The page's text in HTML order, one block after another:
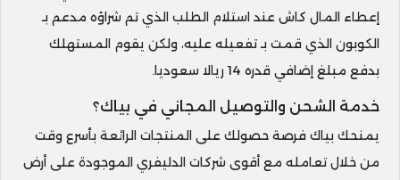
إعطاء المال كاش عند استلام الطلب الذي تم شراؤه مدعم بـ
الكوبون الذي قمت بـ تفعيله عليه، ولكن يقوم المستهلك
بدفع مبلغ إضافي قدره 14 ريالا سعوديا.
خدمة الشحن والتوصيل المجاني في بياك؟
يمنحك بياك فرصة حصولك على المنتجات الرائعة بأسرع وقت
من خلال تعامله مع أقوى شركات الدليفري الموجودة على أرض